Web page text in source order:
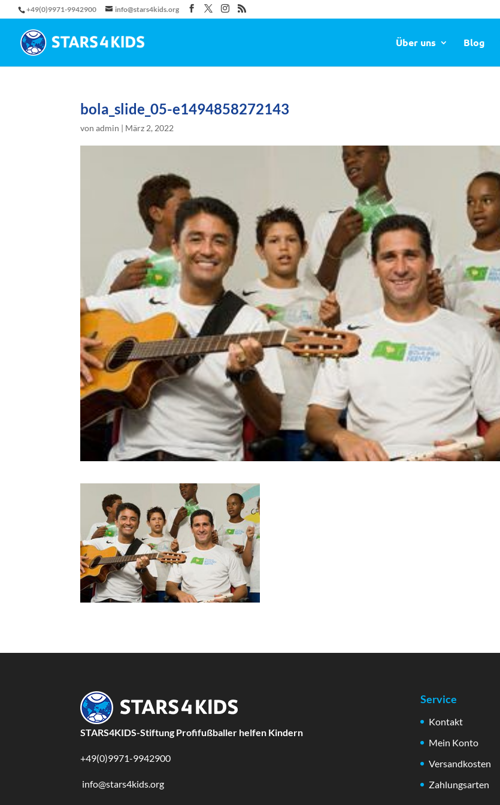
+49(0)9971-9942900 info@stars4kids.org
Über uns Blog
bola_slide_05-e1494858272143
vonadmin | März 2, 2022
STARS4KIDS-Stiftung Profifußballer helfen Kindern
+49(0)9971-9942900
info@stars4kids.org
Service
Kontakt
Mein Konto
Versandkosten
Zahlungsarten